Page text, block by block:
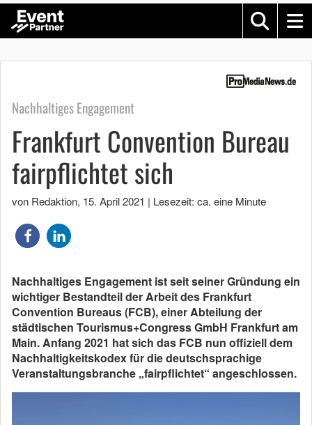
Nachhaltiges Engagement
Frankfurt Convention Bureau
fairpflichtet sich
von Redaktion, 15. April 2021 | Lesezeit: ca. eine Minute
Nachhaltiges Engagement ist seit seiner Gründung ein
wichtiger Bestandteil der Arbeit des Frankfurt
Convention Bureaus (FCB), einer Abteilung der
städtischen Tourismus+Congress GmbH Frankfurt am
Main. Anfang 2021 hat sich das FCB nun offiziell dem
Nachhaltigkeitskodex für die deutschsprachige
Veranstaltungsbranche „fairpflichtet“ angeschlossen.